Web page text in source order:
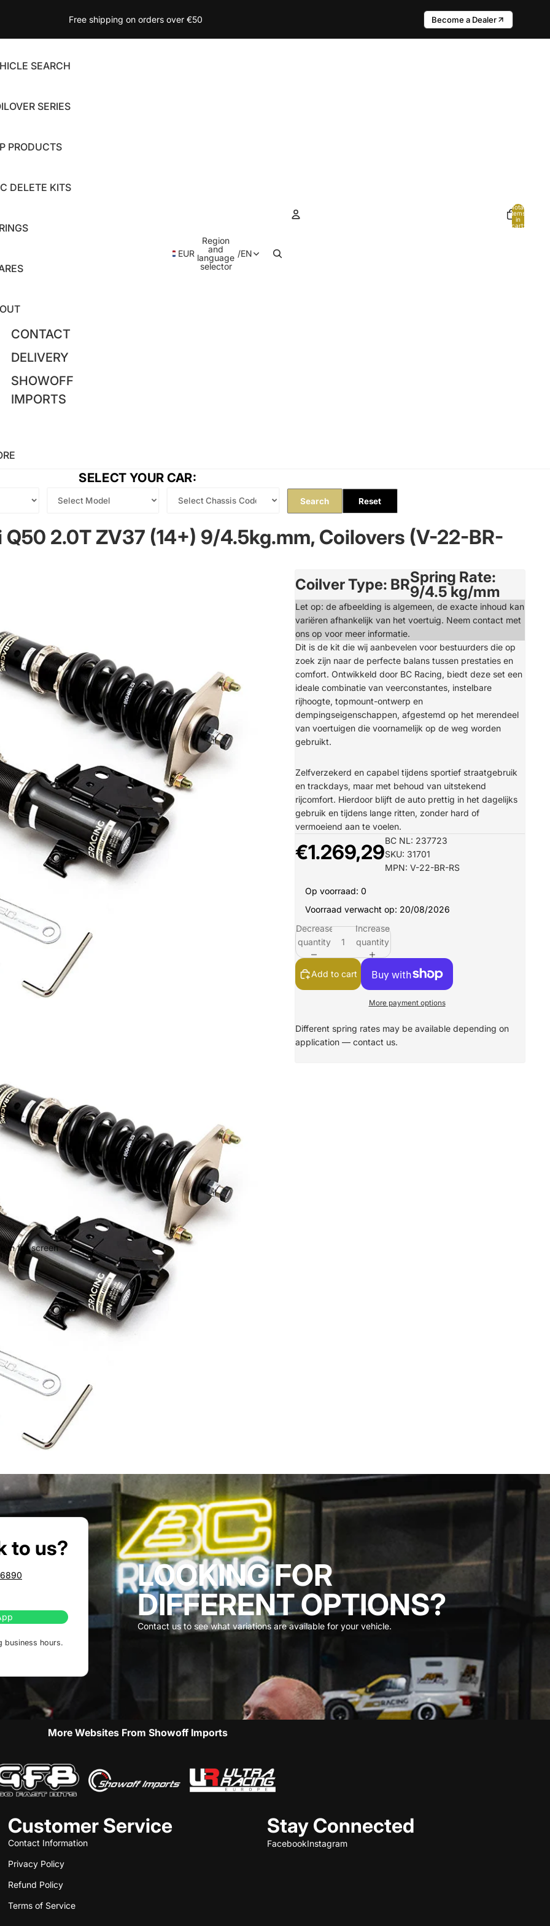
Free shipping on orders over €50 Become a Dealer
SEARCH
SERIES
PRODUCTS
DELETE KITS
CONTACT
DELIVERY
SHOWOFF
IMPORTS
EUR
Region
and
language
selector
/EN
Total
items
in
cart:
SELECT YOUR CAR:
Search Reset
Q50 2.0T ZV37 (14+) 9/4.5kg.mm, Coilovers (V-22-BR-
in full screen
Coilver Type: BRSpring Rate:
9/4.5 kg/mm
Let op: de afbeelding is algemeen, de exacte inhoud kan
variëren afhankelijk van het voertuig. Neem contact met
ons op voor meer informatie.
Dit is de kit die wij aanbevelen voor bestuurders die op
zoek zijn naar de perfecte balans tussen prestaties en
comfort. Ontwikkeld door BC Racing, biedt deze set een
ideale combinatie van veerconstantes, instelbare
rijhoogte, topmount-ontwerp en
dempingseigenschappen, afgestemd op het merendeel
van voertuigen die voornamelijk op de weg worden
gebruikt.
Zelfverzekerd en capabel tijdens sportief straatgebruik
en trackdays, maar met behoud van uitstekend
rijcomfort. Hierdoor blijft de auto prettig in het dagelijks
gebruik en tijdens lange ritten, zonder hard of
vermoeiend aan te voelen.
€1.269,29BC NL: 237723
SKU: 31701
MPN: V-22-BR-RS
Op voorraad: 0
Voorraad verwacht op: 20/08/2026
Decrease
quantity
Increase
quantity
Add to cart
More payment options
Different spring rates may be available depending on
application — contact us.
to us?
business hours.
LOOKING FOR
DIFFERENT OPTIONS?
Contact us to see what variations are available for your vehicle.
More Websites From Showoff Imports
Customer Service
Contact Information
Privacy Policy
Refund Policy
Terms of Service
Stay Connected
FacebookInstagram